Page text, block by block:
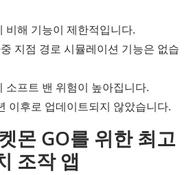
비해 기능이 제한적입니다.
지점 경로 시뮬레이션 기능은 없습
소프트 밴 위험이 높아집니다.
이후로 업데이트되지 않았습니다.
몬 GO를 위한 최고
조작 앱